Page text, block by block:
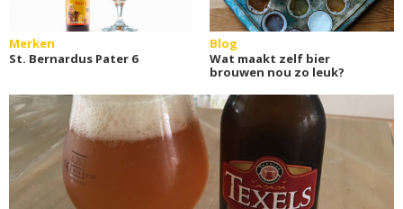
Merken
St. Bernardus Pater 6
Blog
Wat maakt zelf bier
brouwen nou zo leuk?